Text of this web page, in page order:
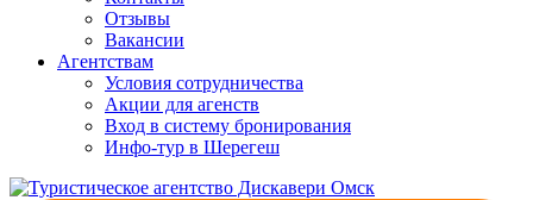
Отзывы
Вакансии
Агентствам
Условия сотрудничества
Акции для агенств
Вход в систему бронирования
Инфо-тур в Шерегеш